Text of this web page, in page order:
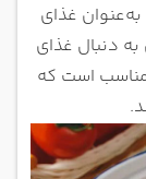
غذای
به دنبال غذای
است که